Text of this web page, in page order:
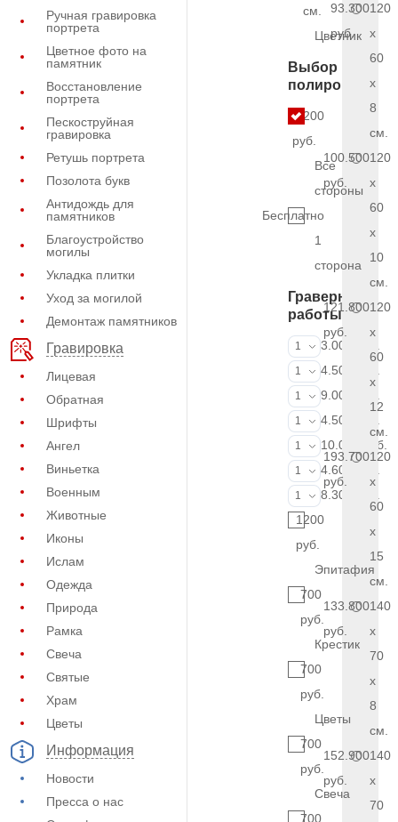
Ручная гравировка
портрета
Цветное фото на
памятник
Восстановление
портрета
Пескоструйная
гравировка
Ретушь портрета
Позолота букв
Антидождь для
памятников
Благоустройство
могилы
Укладка плитки
Уход за могилой
Демонтаж памятников
Гравировка
Лицевая
Обратная
Шрифты
Ангел
Виньетка
Военным
Животные
Иконы
Ислам
Одежда
Природа
Рамка
Свеча
Святые
Храм
Цветы
Информация
Новости
Пресса о нас
см.
Цветник
Выбор
полировки
9.200
руб.
Все
стороны
Бесплатно
1
сторона
Граверные
работы
ФИО и даты
1
3.000 руб.
ФИО и даты
1
4.500 руб.
ФИО и даты
1
9.000 руб.
Портрет
1
4.500 руб.
Портрет
1
10.000 руб.
Фотокерамика
1
4.600 руб.
Фото на
1
8.300 руб.
1200
руб.
Эпитафия
700
руб.
Крестик
700
руб.
Цветы
700
руб.
Свеча
700
93.300
руб.
120
x
60
x
8
см.
100.500
руб.
120
x
60
x
10
см.
121.800
руб.
120
x
60
x
12
см.
193.700
руб.
120
x
60
x
15
см.
133.800
руб.
140
x
70
x
8
см.
152.900
руб.
140
x
70